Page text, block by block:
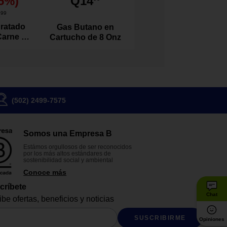
99
de
Gas Butano en
Cartucho de 8 Onz
(502) 2499-7575
Somos una Empresa B
Estámos orgullosos de ser reconocidos
por los más altos estándares de
sostenibilidad social y ambiental
Conoce más
ofertas, beneficios y noticias
SUSCRIBIRME
Chat
Opiniones